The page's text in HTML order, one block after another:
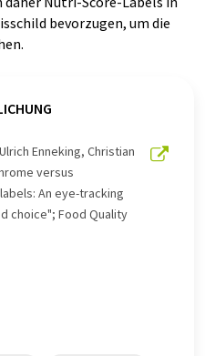
bevorzugen, um die
Enneking, Christian
versus
An eye-tracking
choice"; Food Quality